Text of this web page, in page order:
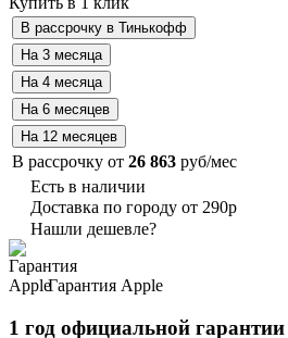
В рассрочку от 26 863 руб/мес
Есть в наличии
Доставка по городу от 290р
Нашли дешевле?
Гарантия Apple
1 год официальной